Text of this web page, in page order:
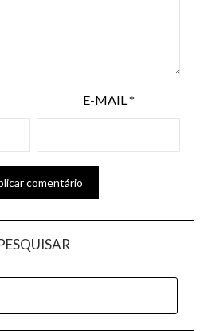
E-MAIL*